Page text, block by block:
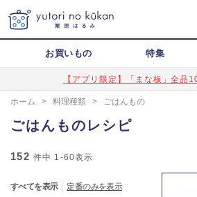
お買いもの 特集
【アプリ限定】「まな板」全品
ホーム > 料理種類 > ごはんもの
ごはんものレシピ
152 件中 1-60表示
すべてを表示 定番のみを表示